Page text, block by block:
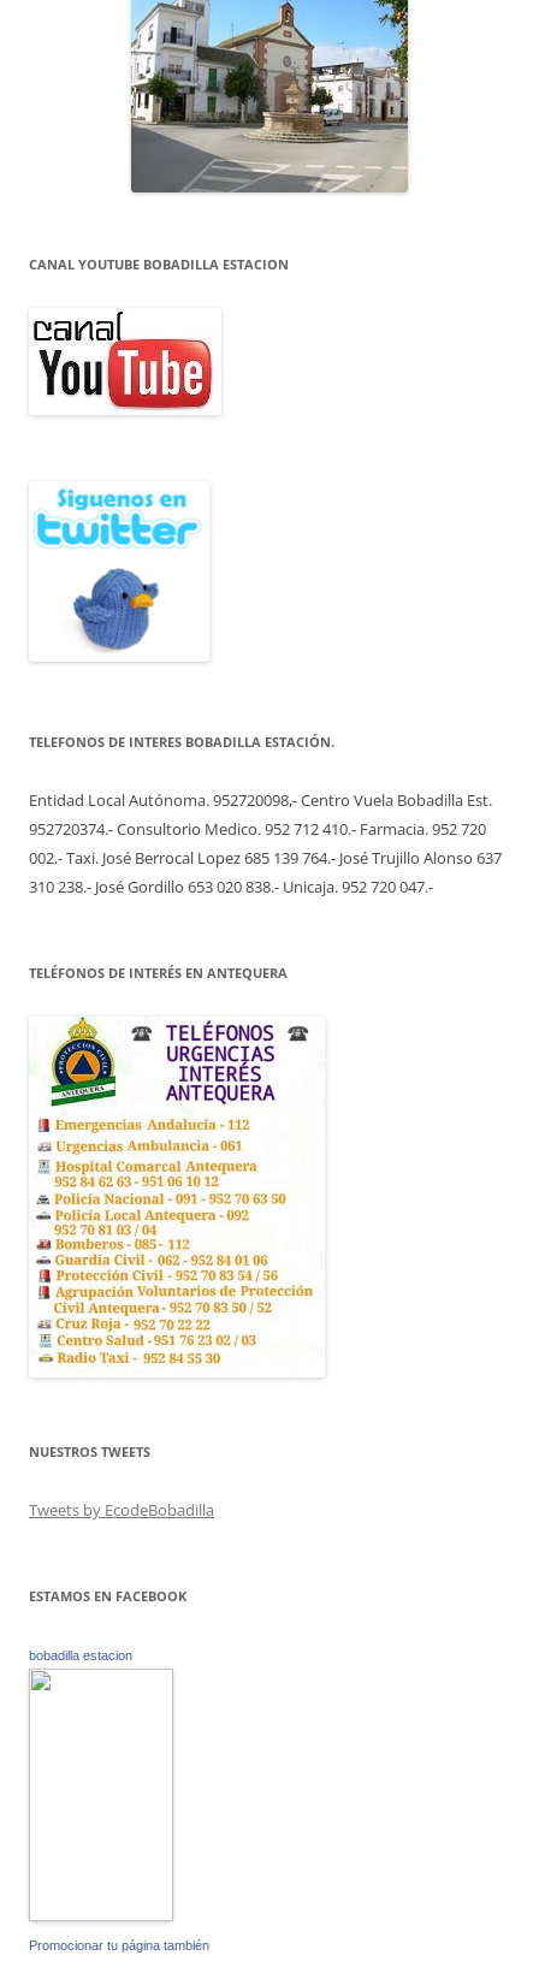
CANAL YOUTUBE BOBADILLA ESTACION
TELEFONOS DE INTERES BOBADILLA ESTACIÓN.
Entidad Local Autónoma. 952720098,- Centro Vuela Bobadilla Est.
952720374.- Consultorio Medico. 952 712 410.- Farmacia. 952 720
002.- Taxi. José Berrocal Lopez 685 139 764.- José Trujillo Alonso 637
310 238.- José Gordillo 653 020 838.- Unicaja. 952 720 047.-
TELÉFONOS DE INTERÉS EN ANTEQUERA
NUESTROS TWEETS
Tweets by EcodeBobadilla
ESTAMOS EN FACEBOOK
bobadilla estacion
Promocionar tu página también